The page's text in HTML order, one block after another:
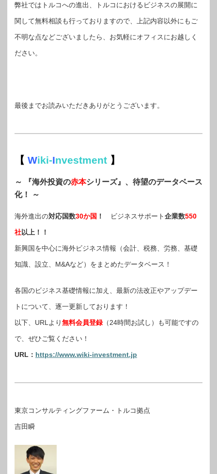
弊社ではトルコへの進出、トルコにおけるビジネスの展開に
関して無料相談も行っておりますので、上記内容以外にもご
不明な点などございましたら、お気軽にオフィスにお越しく
ださい。
最後までお読みいただきありがとうございます。
【 Wiki-Investment 】
～ 『海外投資の赤本シリーズ』、待望のデータベース
化！ ～
海外進出の対応国数30か国 ！ ビジネスサポート企業数550
社以上！！
新興国を中心に海外ビジネス情報（会計、税務、労務、基礎
知識、設立、M&Aなど）をまとめたデータベース！
各国のビジネス基礎情報に加え、最新の法改正やアップデー
トについて、逐一更新しております！
以下、URLより無料会員登録 （24時間お試し）も可能ですの
で、ぜひご覧ください！
URL： https://www.wiki-investment.jp
東京コンサルティングファーム・トルコ拠点
吉田瞬